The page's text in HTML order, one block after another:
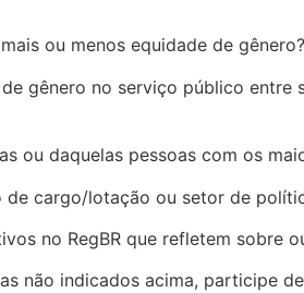
ou menos equidade de
gênero no serviço público
ou daquelas pessoas com os
cargo/lotação ou setor de
no RegBR que refletem sobre
não indicados acima, participe